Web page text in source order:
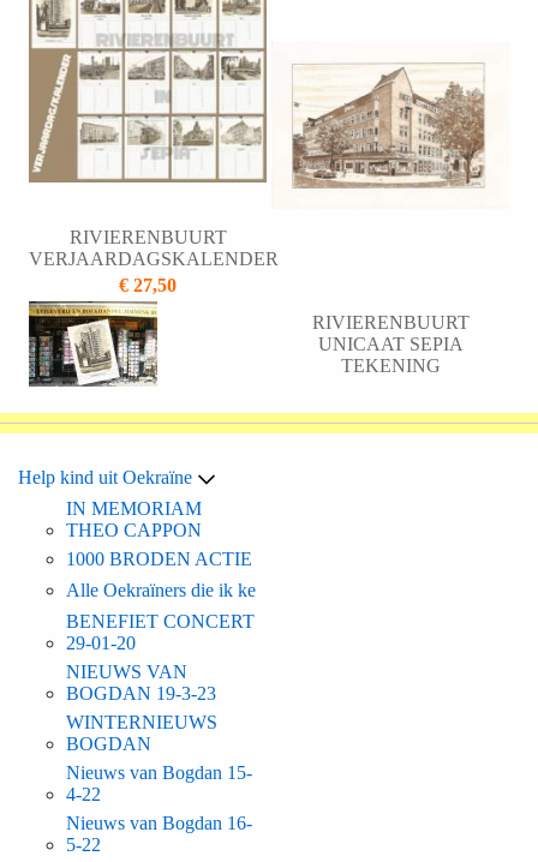
RIVIERENBUURT
VERJAARDAGSKALENDER
€ 27,50
Toevoegen aan winkelmandje
RIVIERENBUURT
UNICAAT SEPIA
TEKENING
Toevoegen aan winkelmandje
Help kind uit Oekraïne
IN MEMORIAM
THEO CAPPON
1000 BRODEN ACTIE
Alle Oekraïners die ik ke
BENEFIET CONCERT
29-01-20
NIEUWS VAN
BOGDAN 19-3-23
WINTERNIEUWS
BOGDAN
Nieuws van Bogdan 15-
4-22
Nieuws van Bogdan 16-
5-22